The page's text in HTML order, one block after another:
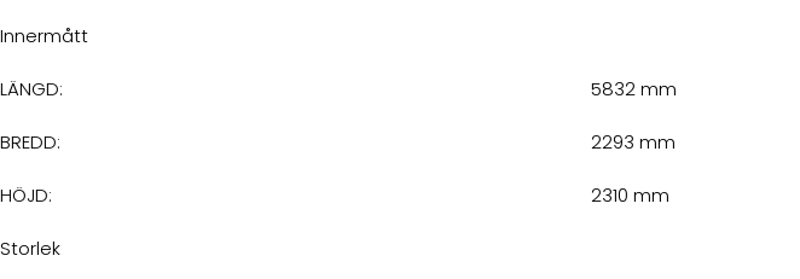
Innermått
LÄNGD: 5832 mm
BREDD: 2293 mm
HÖJD: 2310 mm
Storlek